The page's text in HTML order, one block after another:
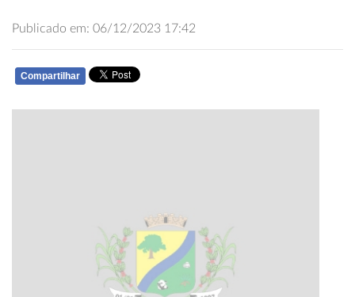
Publicado em: 06/12/2023 17:42
Compartilhar